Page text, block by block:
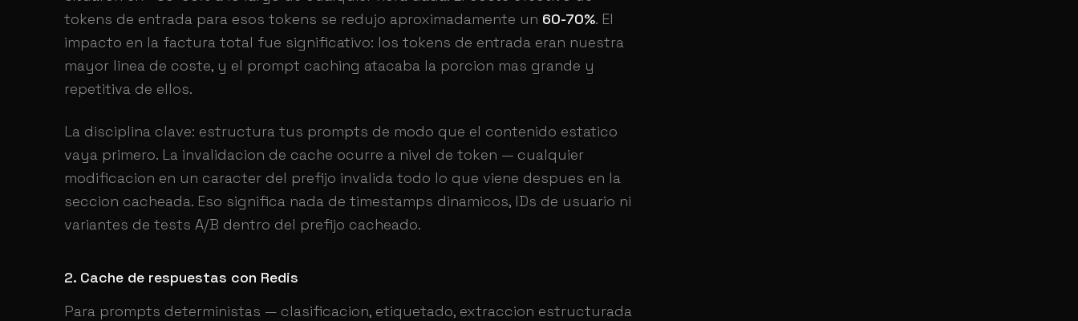
tokens de entrada para esos tokens se redujo aproximadamente un 60-70%. El
impacto en la factura total fue significativo: los tokens de entrada eran nuestra
mayor linea de coste, y el prompt caching atacaba la porcion mas grande y
repetitiva de ellos.
La disciplina clave: estructura tus prompts de modo que el contenido estatico
vaya primero. La invalidacion de cache ocurre a nivel de token — cualquier
modificacion en un caracter del prefijo invalida todo lo que viene despues en la
seccion cacheada. Eso significa nada de timestamps dinamicos, IDs de usuario ni
variantes de tests A/B dentro del prefijo cacheado.
2. Cache de respuestas con Redis
Para prompts deterministas — clasificacion, etiquetado, extraccion estructurada